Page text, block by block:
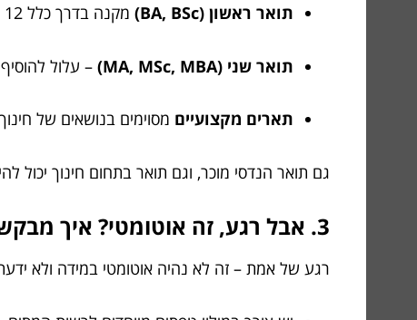
תואר ראשון (BA, BSc) מקנה בדרך כלל 12 נקודות זיכוי.
תואר שני (MA, MSc, MBA) – עלול
תארים מקצועיים מסוימים בנושאים של
גם תואר הנדסי מוכר, וגם תואר בתחום חינוך יכול
3. אבל רגע, זה אוטומטי? איך מבקשים את ההטבה?
רגע של אמת – זה לא נהיה אוטומטי במידה ולא